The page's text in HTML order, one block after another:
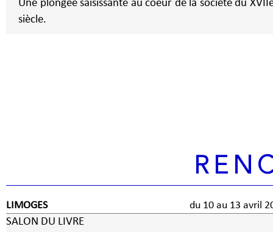
Une plongée saisissante au coeur de la société du
siècle.
LIMOGES du 10 au 13 avril
SALON DU LIVRE